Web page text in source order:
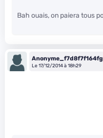
Bah ouais, on paiera tous
Le 17/12/2014 à 18h29